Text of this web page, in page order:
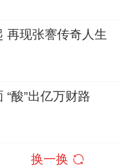
再现张謇传奇人生
“酸”出亿万财路
换一换